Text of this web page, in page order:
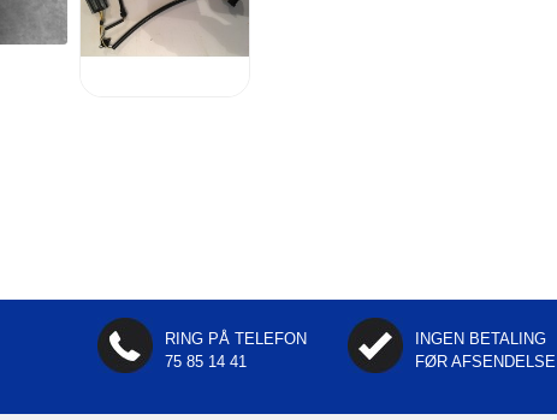
RING PÅ TELEFON
75 85 14 41
INGEN BETALING
FØR AFSENDELSE